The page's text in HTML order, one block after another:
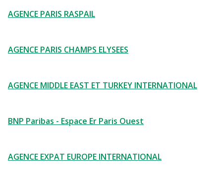
AGENCE PARIS RASPAIL
AGENCE PARIS CHAMPS ELYSEES
AGENCE MIDDLE EAST ET TURKEY INTERNATIONAL
BNP Paribas - Espace Er Paris Ouest
AGENCE EXPAT EUROPE INTERNATIONAL